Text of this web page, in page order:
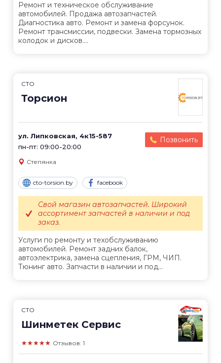
Ремонт и техническое обслуживание
автомобилей. Продажа автозапчастей.
Диагностика авто. Ремонт и замена форсунок.
Ремонт трансмиссии, подвески. Замена тормозных
колодок и дисков....
СТО
Торсион
ул. Липковская, 4к15-587
пн-пт: 09:00-20:00
Позвонить
Степянка
cto-torsion.by facebook
Услуги по ремонту и техобслуживанию
автомобилей. Ремонт задних балок,
автоэлектрика, замена сцепления, ГРМ, ЧИП.
Тюнинг авто. Запчасти в наличии и под...
Свой магазин автозапчастей. Широкий
ассортимент запчастей в наличии и под
заказ.
СТО
Шинметек Сервис
★★★★★ Отзывов: 1